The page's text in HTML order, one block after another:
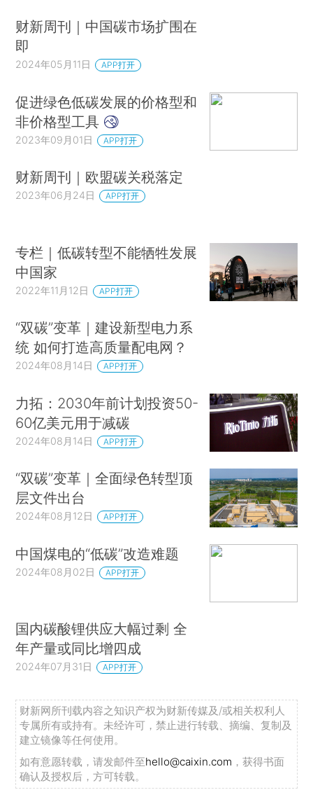
财新周刊｜中国碳市场扩围在
即
2024年05月11日 APP打开
促进绿色低碳发展的价格型和
非价格型工具
2023年09月01日 APP打开
财新周刊｜欧盟碳关税落定
2023年06月24日 APP打开
专栏｜低碳转型不能牺牲发展
中国家
2022年11月12日 APP打开
“双碳”变革｜建设新型电力系
统 如何打造高质量配电网？
2024年08月14日 APP打开
力拓：2030年前计划投资50-
60亿美元用于减碳
2024年08月14日 APP打开
“双碳”变革｜全面绿色转型顶
层文件出台
2024年08月12日 APP打开
中国煤电的“低碳”改造难题
2024年08月02日 APP打开
国内碳酸锂供应大幅过剩 全
年产量或同比增四成
2024年07月31日 APP打开
财新网所刊载内容之知识产权为财新传媒及/或相关权利人
专属所有或持有。未经许可，禁止进行转载、摘编、复制及
建立镜像等任何使用。
如有意愿转载，请发邮件至hello@caixin.com ，获得书面
确认及授权后，方可转载。